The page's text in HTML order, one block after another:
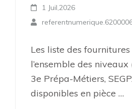
1 Juil,2026
Les liste des
l’ensemble des niveaux
3e Prépa-Métiers,
disponibles en pièce …